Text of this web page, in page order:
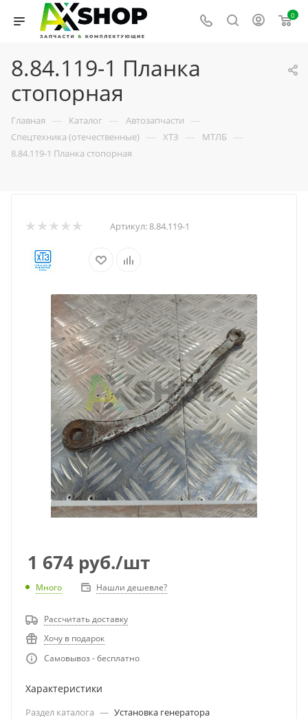
0
8.84.119-1 Планка
стопорная
Главная — Каталог — Автозапчасти —
Спецтехника (отечественные) — ХТЗ — МТЛБ —
8.84.119-1 Планка стопорная
Артикул:8.84.119-1
1 674 руб./шт
Много Нашли дешевле?
Рассчитать доставку
Хочу в подарок
Самовывоз - бесплатно
Характеристики
Раздел каталога — Установка генератора